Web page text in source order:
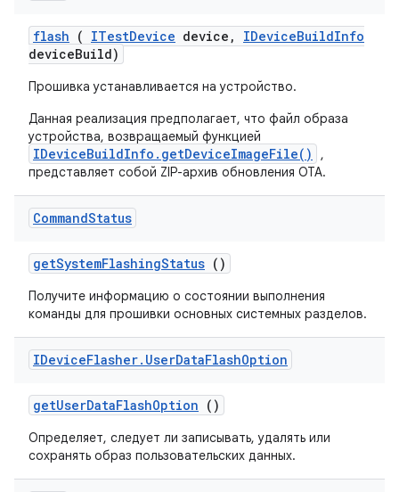
flash ( ITestDevice device , IDeviceBuildInfo
deviceBuild)
Прошивка устанавливается на устройство.
Данная реализация предполагает, что файл образа
устройства, возвращаемый функцией
IDeviceBuildInfo.getDeviceImageFile()
,
представляет собой ZIP-архив обновления OTA.
CommandStatus
getSystemFlashingStatus ()
Получите информацию о состоянии выполнения
команды для прошивки основных системных разделов.
IDeviceFlasher. UserDataFlashOption
getUserDataFlashOption ()
Определяет, следует ли записывать, удалять или
сохранять образ пользовательских данных.